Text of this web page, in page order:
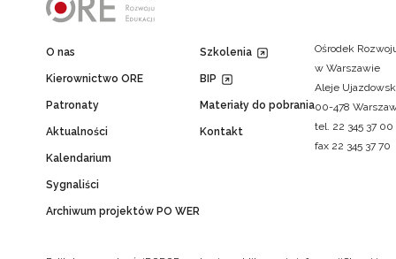
O nas
Kierownictwo ORE
Patronaty
Aktualności
Kalendarium
Sygnaliści
Archiwum projektów PO WER
Szkolenia
BIP
Materiały do pobrania
Kontakt
Ośrodek
w Warszawie
Aleje
00-478
tel. 22 345 37 00
fax 22 345 37 70